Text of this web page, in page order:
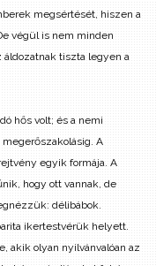
megsértését, hiszen a
végül is nem minden
áldozatnak tiszta legyen a
hős volt; és a nemi
A
egyik formája. A
hogy ott vannak, de
délibábok.
ikertestvérük helyett.
akik olyan nyilvánvalóan az